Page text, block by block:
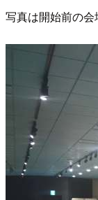
写真は開始前の会